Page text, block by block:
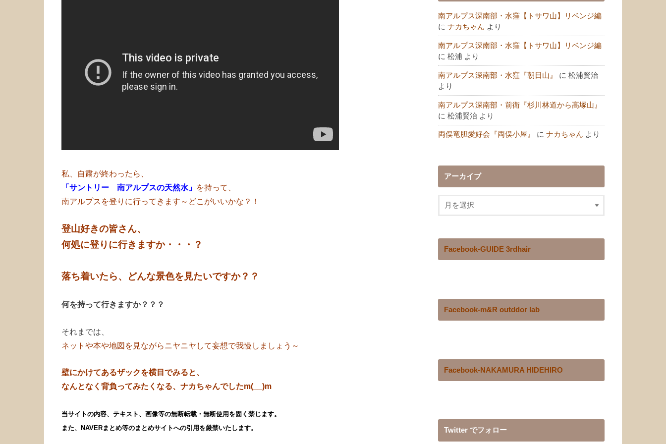
私、自粛が終わったら、
「サントリー 南アルプスの天然水」 を持って、
南アルプスを登りに行ってきます～どこがいいかな？！
登山好きの皆さん、
何処に登りに行きますか・・・？
落ち着いたら、どんな景色を見たいですか？？
何を持って行きますか？？？
それまでは、
ネットや本や地図を見ながらニヤニヤして妄想で我慢しましょう～
壁にかけてあるザックを横目でみると、
なんとなく背負ってみたくなる、ナカちゃんでしたm(__)m
当サイトの内容、テキスト、画像等の無断転載・無断使用を固く禁じます。
また、NAVERまとめ等のまとめサイトへの引用を厳禁いたします。
南アルプス深南部・水窪【トサワ山】リベンジ編
に ナカちゃん より
南アルプス深南部・水窪【トサワ山】リベンジ編
に 松浦 より
南アルプス深南部・水窪『朝日山』 に 松浦賢治
より
南アルプス深南部・前衛『杉川林道から高塚山』
に 松浦賢治 より
両俣竜胆愛好会『両俣小屋』 に ナカちゃん より
アーカイブ
Facebook-GUIDE 3rdhair
Facebook-m&R outddor lab
Facebook-NAKAMURA HIDEHIRO
Twitter でフォロー